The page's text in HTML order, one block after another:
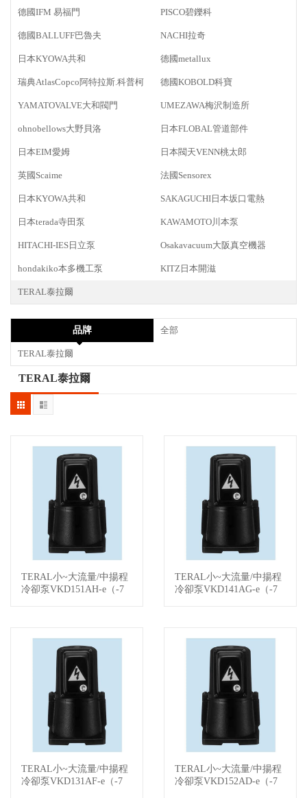
德國IFM 易福門 PISCO碧鑠科
德國BALLUFF巴魯夫 NACHI拉奇
日本KYOWA共和 德國metallux
瑞典AtlasCopco阿特拉斯.科普柯 德國KOBOLD科寶
YAMATOVALVE大和閥門 UMEZAWA梅沢制造所
ohnobellows大野貝洛 日本FLOBAL管道部件
日本EIM愛姆 日本閥天VENN桃太郎
英國Scaime 法國Sensorex
日本KYOWA共和 SAKAGUCHI日本坂口電熱
日本terada寺田泵 KAWAMOTO川本泵
HITACHI-IES日立泵 Osakavacuum大阪真空機器
hondakiko本多機工泵 KITZ日本開滋
TERAL泰拉爾
品牌 全部
TERAL泰拉爾
TERAL泰拉爾
查看詳情
TERAL小~大流量/中揚程
冷卻泵VKD151AH-e（-7
查看詳情
TERAL小~大流量/中揚程
冷卻泵VKD141AG-e（-7
查看詳情
TERAL小~大流量/中揚程
冷卻泵VKD131AF-e（-7
查看詳情
TERAL小~大流量/中揚程
冷卻泵VKD152AD-e（-7